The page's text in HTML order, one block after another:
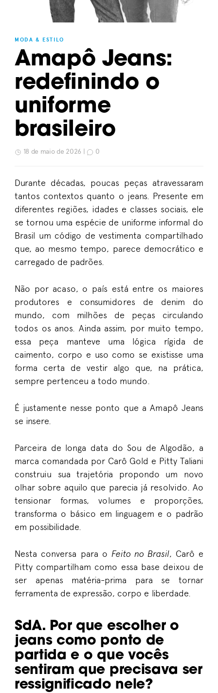
MODA & ESTILO
Amapô Jeans:
redefinindo o
uniforme
brasileiro
18 de maio de 2026 | 0
Durante décadas, poucas peças atravessaram
tantos contextos quanto o jeans. Presente em
diferentes regiões, idades e classes sociais, ele
se tornou uma espécie de uniforme informal do
Brasil um código de vestimenta compartilhado
que, ao mesmo tempo, parece democrático e
carregado de padrões.
Não por acaso, o país está entre os maiores
produtores e consumidores de denim do
mundo, com milhões de peças circulando
todos os anos. Ainda assim, por muito tempo,
essa peça manteve uma lógica rígida de
caimento, corpo e uso como se existisse uma
forma certa de vestir algo que, na prática,
sempre pertenceu a todo mundo.
É justamente nesse ponto que a Amapô Jeans
se insere.
Parceira de longa data do Sou de Algodão, a
marca comandada por Carô Gold e Pitty Taliani
construiu sua trajetória propondo um novo
olhar sobre aquilo que parecia já resolvido. Ao
tensionar formas, volumes e proporções,
transforma o básico em linguagem e o padrão
em possibilidade.
Nesta conversa para o Feito no Brasil, Carô e
Pitty compartilham como essa base deixou de
ser apenas matéria-prima para se tornar
ferramenta de expressão, corpo e liberdade.
SdA. Por que escolher o
jeans como ponto de
partida e o que vocês
sentiram que precisava ser
ressignificado nele?